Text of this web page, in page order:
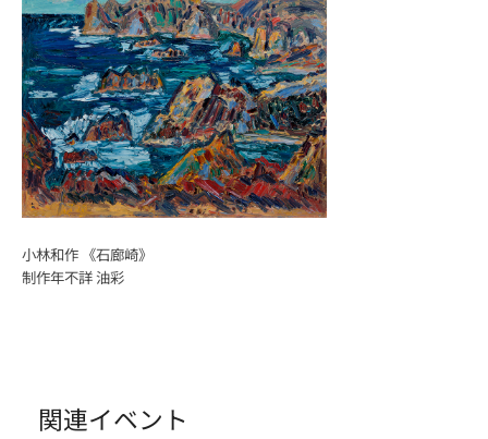
小林和作 《石廊崎》
制作年不詳 油彩
関連イベント